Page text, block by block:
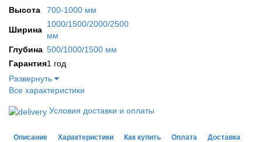
Высота 700-1000 мм
Ширина
1000/1500/2000/2500
мм
Глубина 500/1000/1500 мм
Гарантия1 год
Развернуть
Все характеристики
Условия доставки и оплаты
Описание Характеристики Как купить Оплата Доставка